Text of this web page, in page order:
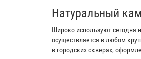
Натуральный
Широко используют сегодня
осуществляется в любом
в городских скверах,